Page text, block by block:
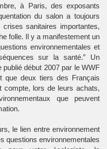
à Paris, des exposants
du salon a toujours
sanitaires importantes,
folle. Il y a manifestement un
environnementales et
sur la santé.” Un
début 2007 par le WWF
que deux tiers des Français
compte, lors de leurs achats,
que peuvent
le lien entre environnement
questions environnementales